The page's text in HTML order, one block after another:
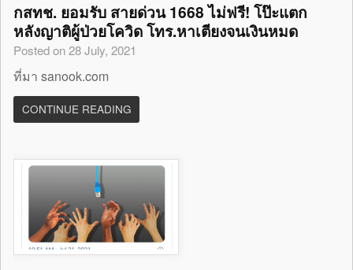
กสทช. ยอมรับ สายด่วน 1668 ไม่ฟรี! โป๊ะแตก
หลังญาติผู้ป่วยโควิด โทร.หาเตียงจนเงินหมด
Posted on 28 July, 2021
ที่มา sanook.com
CONTINUE READING